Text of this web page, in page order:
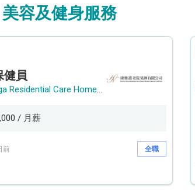
美容及健身服務
健員
Hong Nga Residential Care Home Group Limited
/ 月薪
前 全職